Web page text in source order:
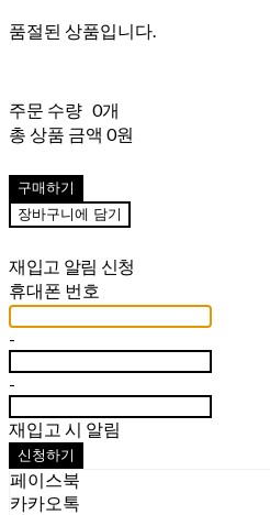
품절된 상품입니다.
주문 수량 0개
총 상품 금액 0원
구매하기
장바구니에 담기
재입고 알림 신청
휴대폰 번호
-
-
재입고 시 알림
신청하기
페이스북
카카오톡